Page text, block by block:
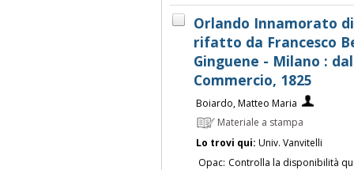
Orlando Innamorato
rifatto da Francesco
Ginguene - Milano :
Commercio, 1825
Boiardo, Matteo Maria
Materiale a stampa
Lo trovi qui: Univ. Vanvitelli
Opac: Controlla la disponibilità